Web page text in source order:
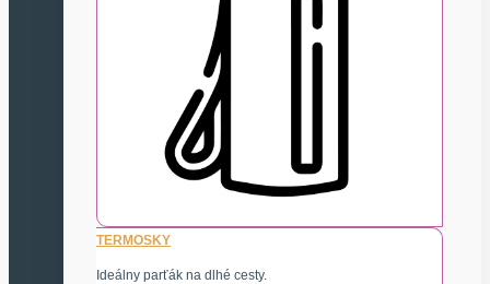
TERMOSKY
Ideálny parťák na dlhé cesty.